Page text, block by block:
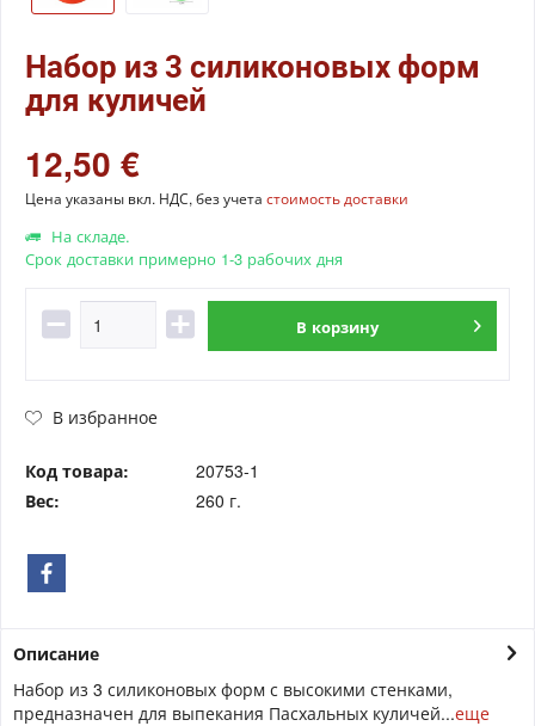
Набор из 3 силиконовых форм
для куличей
12,50 €
Цена указаны вкл. НДС, без учета стоимость доставки
На складе.
Срок доставки примерно 1-3 рабочих дня
В корзину
В избранное
Код товара:
20753-1
Вес:
260 г.
Описание
Набор из 3 силиконовых форм с высокими стенками,
предназначен для выпекания Пасхальных куличей...еще